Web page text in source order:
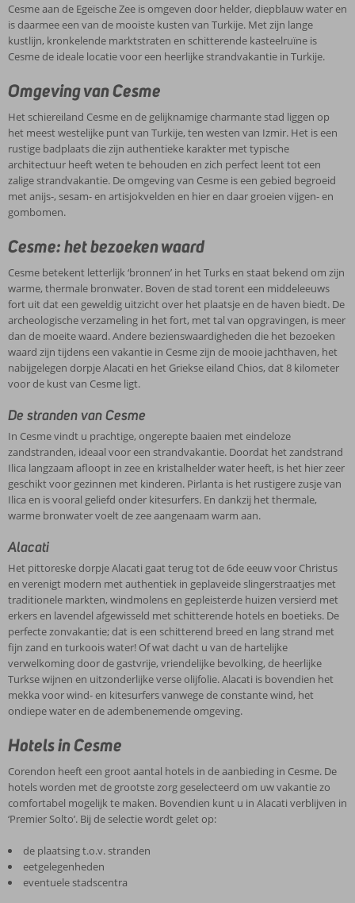
Cesme aan de Egeïsche Zee is omgeven door helder, diepblauw water en
is daarmee een van de mooiste kusten van Turkije. Met zijn lange
kustlijn, kronkelende marktstraten en schitterende kasteelruïne is
Cesme de ideale locatie voor een heerlijke strandvakantie in Turkije.
Omgeving van Cesme
Het schiereiland Cesme en de gelijknamige charmante stad liggen op
het meest westelijke punt van Turkije, ten westen van Izmir. Het is een
rustige badplaats die zijn authentieke karakter met typische
architectuur heeft weten te behouden en zich perfect leent tot een
zalige strandvakantie. De omgeving van Cesme is een gebied begroeid
met anijs-, sesam- en artisjokvelden en hier en daar groeien vijgen- en
gombomen.
Cesme: het bezoeken waard
Cesme betekent letterlijk ‘bronnen’ in het Turks en staat bekend om zijn
warme, thermale bronwater. Boven de stad torent een middeleeuws
fort uit dat een geweldig uitzicht over het plaatsje en de haven biedt. De
archeologische verzameling in het fort, met tal van opgravingen, is meer
dan de moeite waard. Andere bezienswaardigheden die het bezoeken
waard zijn tijdens een vakantie in Cesme zijn de mooie jachthaven, het
nabijgelegen dorpje Alacati en het Griekse eiland Chios, dat 8 kilometer
voor de kust van Cesme ligt.
De stranden van Cesme
In Cesme vindt u prachtige, ongerepte baaien met eindeloze
zandstranden, ideaal voor een strandvakantie. Doordat het zandstrand
Ilica langzaam afloopt in zee en kristalhelder water heeft, is het hier zeer
geschikt voor gezinnen met kinderen. Pirlanta is het rustigere zusje van
Ilica en is vooral geliefd onder kitesurfers. En dankzij het thermale,
warme bronwater voelt de zee aangenaam warm aan.
Alacati
Het pittoreske dorpje Alacati gaat terug tot de 6de eeuw voor Christus
en verenigt modern met authentiek in geplaveide slingerstraatjes met
traditionele markten, windmolens en gepleisterde huizen versierd met
erkers en lavendel afgewisseld met schitterende hotels en boetieks. De
perfecte zonvakantie; dat is een schitterend breed en lang strand met
fijn zand en turkoois water! Of wat dacht u van de hartelijke
verwelkoming door de gastvrije, vriendelijke bevolking, de heerlijke
Turkse wijnen en uitzonderlijke verse olijfolie. Alacati is bovendien het
mekka voor wind- en kitesurfers vanwege de constante wind, het
ondiepe water en de adembenemende omgeving.
Hotels in Cesme
Corendon heeft een groot aantal hotels in de aanbieding in Cesme. De
hotels worden met de grootste zorg geselecteerd om uw vakantie zo
comfortabel mogelijk te maken. Bovendien kunt u in Alacati verblijven in
‘Premier Solto’. Bij de selectie wordt gelet op:
de plaatsing t.o.v. stranden
eetgelegenheden
eventuele stadscentra